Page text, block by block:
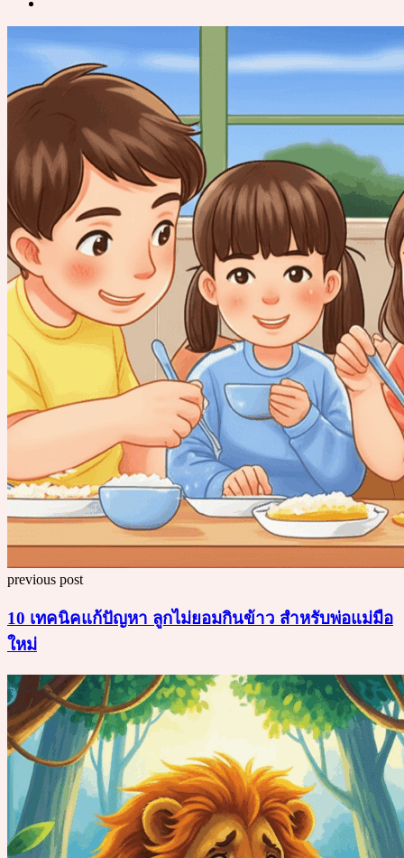
Post
navigation
previous post
10 เทคนิคแก้ปัญหา ลูกไม่ยอมกินข้าว สำหรับพ่อแม่มือ
ใหม่